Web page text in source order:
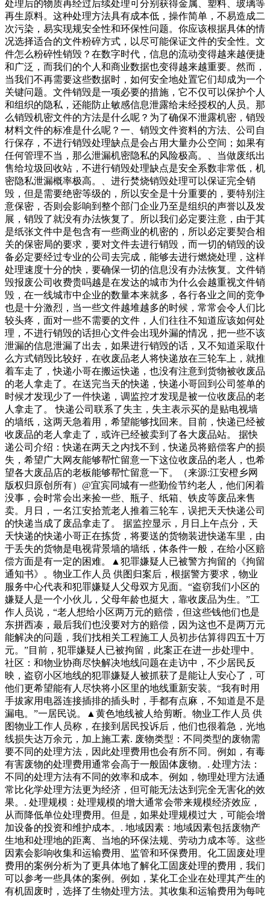
处理后的物质再经过后续处理可分别获得金属、塑料、玻璃等
再生原料。这种处理方法具有成本低，操作简单，不易造成二
次污染，易实现规安全性和环保性问题。你应该根据具体的情
况选择适合的文件粉碎方式，以尽可能保证文件的安全性。文
件怎么粉碎性销毁？在数字时代，信息的流动变得越来越便捷
和广泛，而我们的个人和商业数据也变得越来越重要。然而，
当我们不再需要这些数据时，如何安全地处置它们却成为一个
关键问题。文件销毁是一项必要的措施，它不仅可以保护个人
和组织的隐私，还能防止敏感信息泄露给未经授权的人员。那
么销毁机密文件的方法是什么呢？为了确保不泄露机密，销毁
材料文件的标准是什么呢？一、销毁文件资料的方法、公司自
行保存，不进行销毁处理缺点是会占用大量办公空间；如果有
任何管理不当，那么泄漏机密隐私的风险极高。、当做废纸出
售给垃圾回收站，不进行销毁处理缺点是安全系数非常低，机
密隐私泄漏概率极高。、进行焚烧销毁处理可以保证完全销
毁，但是需要绝密等级的，所以安全是十分重要的，要特别注
意保密，否则会影响到整个部门企业乃至是组织的声誉以及发
展，销毁了就没有办法恢复了。所以我们必定要注意，由于其
是纸张文件中是包含有一些商业的机密的，所以必定要契合相
关的保密局的要求，要对文件去进行销毁，而一切的销毁的设
备必定要经过专业的公司去完成，能够去进行燃烧处理，这样
处理速度十分的快，要确保一切的信息没有办法恢复。文件销
毁报废公司收费贵吗越是在发达的城市为什么会越重视文件销
毁，在一线城市中企业的数量本来就多，各行各业之间的竞争
也是十分激烈，当一些文件越堆越多的时候，常常会令人们比
较头疼，面对一些不需要的文件，人们往往不知道应该如何处
理，不进行销毁的话担心文件会出现外漏的情况，把一些不该
泄漏的信息泄漏了出去，如果进行销毁的话，又不知道采取什
么方式销毁比较好，在收废品老人将快递放在三轮车上，就推
着车走了，快递小哥在搬运快递，也没有注意到货物被收废品
的老人拿走了。在送完当天的快递，快递小哥回到公司签单的
时候才发现少了一件快递，调监控才发现是被一位收废品的老
人拿走了。 快递公司联系了失主，失主表示买的是贴电视墙
的墙纸，这两天急着用，希望能够找回来。目前，快递已经被
收废品的老人拿走了，或许已经被卖到了各大废品站。 据快
递公司介绍：快递在两天之内找不到，快递员将赔偿客户的损
失，希望广大网友能够帮忙留意一下这位收废品的老人，也希
望各大废品店的老板能够帮忙留意一下。（来源:江安橙乡网
版权归原创所有）@宜宾同城有一些勤俭节约老人，他们闲着
没事，会时常会出来捡一些、瓶子、纸箱、铁皮等废品来售
卖。月日，一名江安拾荒老人推着三轮车，误把天天快递公司
的快递当成了废品拿走了。 据监控显示，月日上午点分，天
天快递的快递小哥正在拣货，将要送的货物装进快递车里，由
于丢失的货物是电视背景墙的墙纸，体条件一般，在给小区赔
偿方面是有一定的困难。▲犯罪嫌疑人已被警方拘留的《拘留
通知书》。物业工作人员 供图归案后，根据警方要求，物业
服务中心代表和犯罪嫌疑人父母双方见面。“盗窃我们小区的
嫌疑人是一个小伙儿，父母年龄也挺大，靠收废品为生。”工
作人员说，“老人想给小区两万元的赔偿，但这些钱他们也是
东拼西凑，最后我们也没要对方的赔偿，因为这也不是两万元
能解决的问题，我们找相关工程施工人员初步估算得四五十万
元。”目前，犯罪嫌疑人已被拘留，此案正在进一步处理中。
社区：和物业协商尽快解决地线问题在走访中，不少居民反
映，盗窃小区地线的犯罪嫌疑人被抓获了是能让人安心了，可
他们更希望能有人尽快将小区里的地线重新安装。“我有时用
手拔家用电器连接插排的插头时，手都有点麻，不知道是不是
漏电。”一居民说。▲黄色地线被人给剪断。物业工作人员 供
图物业工作人员称，在接到居民投诉后，他们也很着急，光地
线损失达万余元，加上施工素. 废物类型：不同类型的废物需
要不同的处理方法，因此处理费用也会有所不同。例如，有毒
有害废物的处理费用通常会高于一般固体废物。. 处理方法：
不同的处理方法有不同的效率和成本。例如，物理处理方法通
常比化学处理方法更为经济，但可能无法达到完全无害化的效
果。. 处理规模：处理规模的增大通常会带来规模经济效应，
从而降低单位处理费用。但是，如果处理规模过大，可能会增
加设备的投资和维护成本。. 地域因素：地域因素包括废物产
生地和处理地的距离、当地的环保法规、劳动力成本等。这些
因素会影响收集和运输费用、监管和环保费用。化工固废处理
费用的案例分析为了更具体地了解化工固废处理的费用，我们
可以参考一些具体的案例。例如，某化工企业在处理其产生的
有机固废时，选择了生物处理方法。其收集和运输费用为每吨